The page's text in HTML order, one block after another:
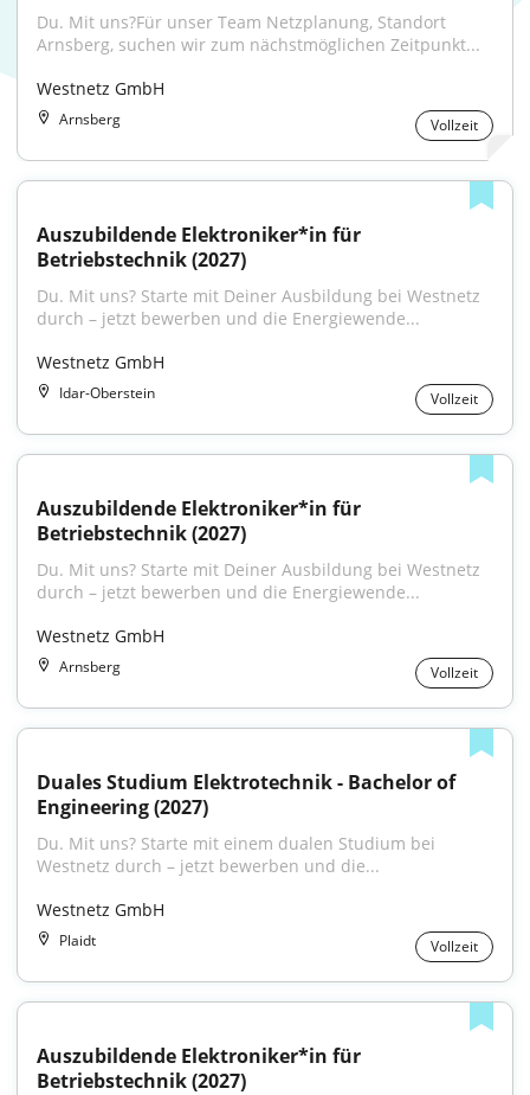
Du. Mit uns?Für unser Team Netzplanung, Standort
Arnsberg, suchen wir zum nächstmöglichen Zeitpunkt...
Westnetz GmbH
Arnsberg Vollzeit
Auszubildende Elektroniker*in für
Betriebstechnik (2027)
Du. Mit uns? Starte mit Deiner Ausbildung bei Westnetz
durch – jetzt bewerben und die Energiewende...
Westnetz GmbH
Idar-Oberstein Vollzeit
Auszubildende Elektroniker*in für
Betriebstechnik (2027)
Du. Mit uns? Starte mit Deiner Ausbildung bei Westnetz
durch – jetzt bewerben und die Energiewende...
Westnetz GmbH
Arnsberg Vollzeit
Duales Studium Elektrotechnik - Bachelor of
Engineering (2027)
Du. Mit uns? Starte mit einem dualen Studium bei
Westnetz durch – jetzt bewerben und die...
Westnetz GmbH
Plaidt Vollzeit
Auszubildende Elektroniker*in für
Betriebstechnik (2027)